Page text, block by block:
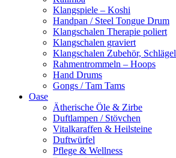
Klangspiele – Koshi
Handpan / Steel Tongue Drum
Klangschalen Therapie poliert
Klangschalen graviert
Klangschalen Zubehör, Schlägel
Rahmentrommeln – Hoops
Hand Drums
Gongs / Tam Tams
Oase
Ätherische Öle & Zirbe
Duftlampen / Stövchen
Vitalkaraffen & Heilsteine
Duftwürfel
Pflege & Wellness